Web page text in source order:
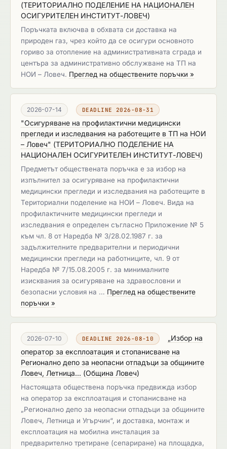
(ТЕРИТОРИАЛНО ПОДЕЛЕНИЕ НА НАЦИОНАЛЕН
ОСИГУРИТЕЛЕН ИНСТИТУТ-ЛОВЕЧ)
Поръчката включва в обхвата си доставка на
природен газ, чрез който да се осигури основното
гориво за отопление на административната сграда и
центъра за административно обслужване на ТП на
НОИ – Ловеч. Преглед на обществените поръчки »
2026-07-14 DEADLINE 2026-08-31
"Осигуряване на профилактични медицински
прегледи и изследвания на работещите в ТП на НОИ
– Ловеч" (ТЕРИТОРИАЛНО ПОДЕЛЕНИЕ НА
НАЦИОНАЛЕН ОСИГУРИТЕЛЕН ИНСТИТУТ-ЛОВЕЧ)
Предметът обществената поръчка е за избор на
изпълнител за осигуряване на профилактични
медицински прегледи и изследвания на работещите в
Териториални поделение на НОИ – Ловеч. Вида на
профилактичните медицински прегледи и
изследвания е определен съгласно Приложение № 5
към чл. 8 от Наредба № 3/28.02.1987 г. за
задължителните предварителни и периодични
медицински прегледи на работниците, чл. 9 от
Наредба № 7/15.08.2005 г. за минималните
изисквания за осигуряване на здравословни и
безопасни условия на … Преглед на обществените
поръчки »
2026-07-10 DEADLINE 2026-08-10
„Избор на
оператор за експлоатация и стопанисване на
Регионално депо за неопасни отпадъци за общините
Ловеч, Летница... (Община Ловеч)
Настоящата обществена поръчка предвижда избор
на оператор за експлоатация и стопанисване на
„Регионално депо за неопасни отпадъци за общините
Ловеч, Летница и Угърчин“, и доставка, монтаж и
експлоатация на мобилна инсталация за
предварително третиране (сепариране) на площадка,